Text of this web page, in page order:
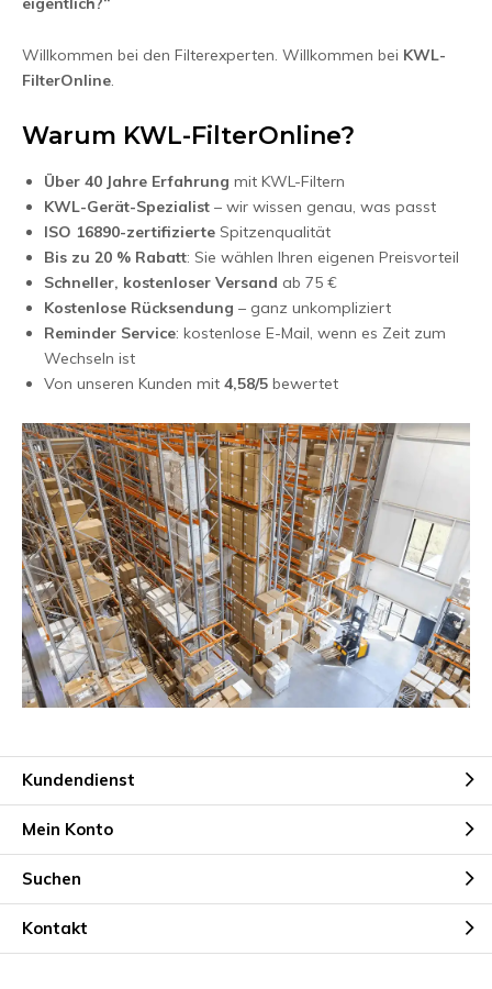
Willkommen bei den Filterexperten. Willkommen bei KWL-
FilterOnline.
Warum KWL-FilterOnline?
Über 40 Jahre Erfahrung mit KWL-Filtern
KWL-Gerät-Spezialist – wir wissen genau, was passt
ISO 16890-zertifizierte Spitzenqualität
Bis zu 20 % Rabatt: Sie wählen Ihren eigenen Preisvorteil
Schneller, kostenloser Versand ab 75 €
Kostenlose Rücksendung – ganz unkompliziert
Reminder Service: kostenlose E-Mail, wenn es Zeit zum
Wechseln ist
Von unseren Kunden mit 4,58/5 bewertet
Kundendienst
Mein Konto
Suchen
Kontakt